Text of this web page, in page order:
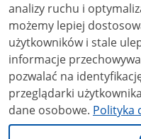
analizy ruchu i optymalizacji
możemy lepiej
użytkowników i stale ulepszać
informacje
pozwalać na
przeglądarki
dane osobowe. Polityka